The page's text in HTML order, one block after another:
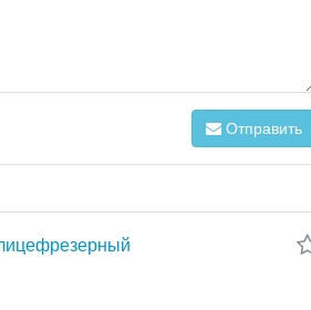
Отправить